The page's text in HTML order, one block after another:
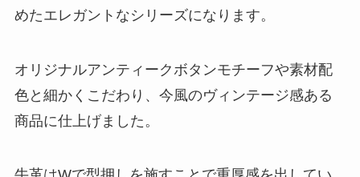
めたエレガントなシリーズになります。
オリジナルアンティークボタンモチーフや素材配
色と細かくこだわり、今風のヴィンテージ感ある
商品に仕上げました。